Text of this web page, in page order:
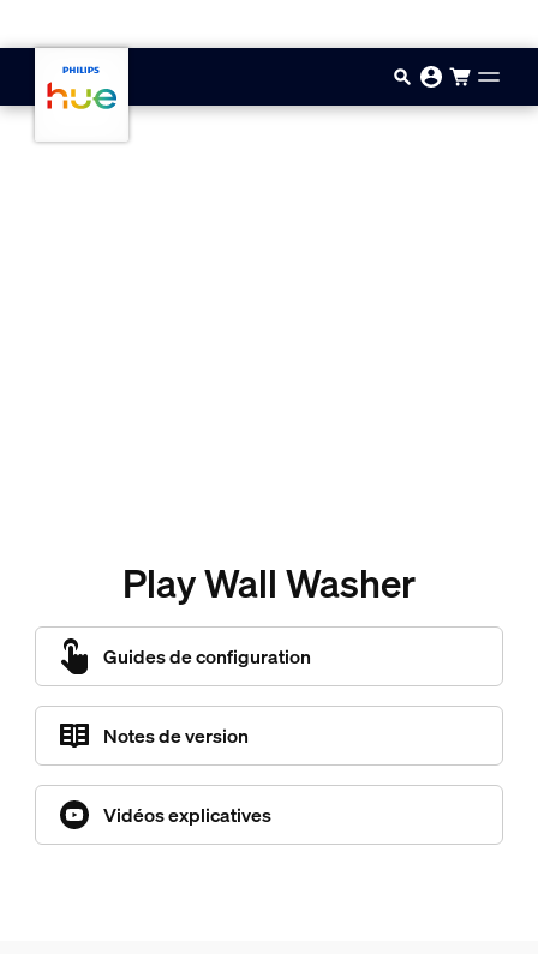
Play Wall Washer
Guides de configuration
Notes de version
Vidéos explicatives